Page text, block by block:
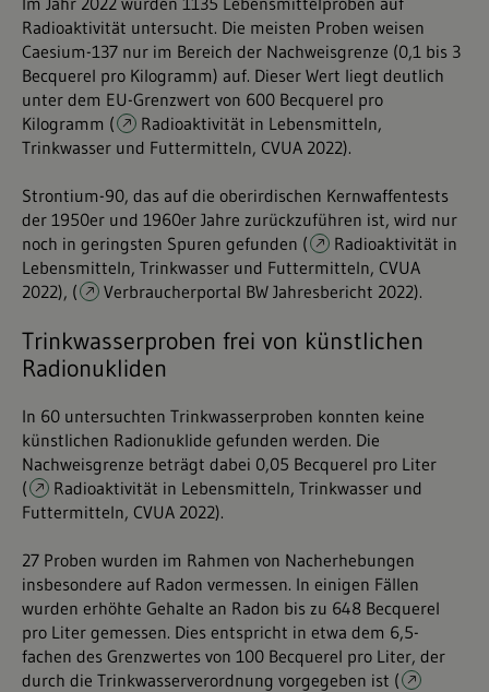
Radioaktivität untersucht. Die meisten Proben weisen
Caesium-137 nur im Bereich der Nachweisgrenze (0,1 bis 3
Becquerel pro Kilogramm) auf. Dieser Wert liegt deutlich
unter dem EU-Grenzwert von 600 Becquerel pro
Kilogramm (
Radioaktivität in Lebensmitteln,
Trinkwasser und Futtermitteln, CVUA 2022).
Strontium-90, das auf die oberirdischen Kernwaffentests
der 1950er und 1960er Jahre zurückzuführen ist, wird nur
noch in geringsten Spuren gefunden (
Radioaktivität in
Lebensmitteln, Trinkwasser und Futtermitteln, CVUA
2022), ( Verbraucherportal BW Jahresbericht 2022).
Trinkwasserproben frei von künstlichen
Radionukliden
In 60 untersuchten Trinkwasserproben konnten keine
künstlichen Radionuklide gefunden werden. Die
Nachweisgrenze beträgt dabei 0,05 Becquerel pro Liter
(
Radioaktivität in Lebensmitteln, Trinkwasser und
Futtermitteln, CVUA 2022).
27 Proben wurden im Rahmen von Nacherhebungen
insbesondere auf Radon vermessen. In einigen Fällen
wurden erhöhte Gehalte an Radon bis zu 648 Becquerel
pro Liter gemessen. Dies entspricht in etwa dem 6,5-
fachen des Grenzwertes von 100 Becquerel pro Liter, der
durch die Trinkwasserverordnung vorgegeben ist (